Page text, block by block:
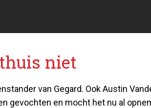
niet
van Gegard. Ook Austin
gevochten en mocht het nu al